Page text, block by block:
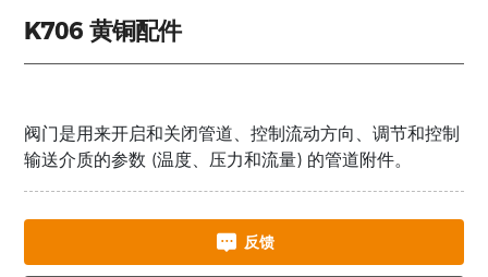
K706 黄铜配件
阀门是用来开启和关闭管道、控制流动方向、调节和控制
输送介质的参数 (温度、压力和流量) 的管道附件。
反馈